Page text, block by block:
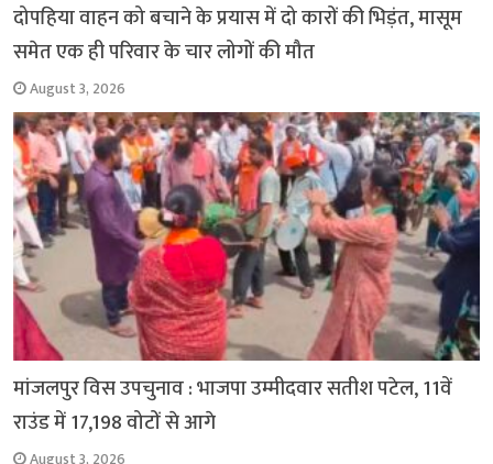
दोपहिया वाहन को बचाने के प्रयास में दो कारों की भिड़ंत, मासूम
समेत एक ही परिवार के चार लोगों की मौत
August 3, 2026
मांजलपुर विस उपचुनाव : भाजपा उम्मीदवार सतीश पटेल, 11वें
राउंड में 17,198 वोटों से आगे